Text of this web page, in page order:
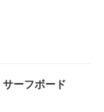
ーフボード